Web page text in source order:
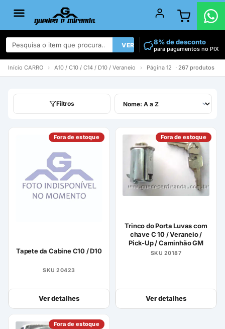
VER TODOS8% de desconto
para pagamentos no PIX
Início CARRO › A10 / C10 / C14 / D10 / Veraneio › Página 12 · 267 produtos
Filtros
Fora de estoque
Tapete da Cabine C10 / D10
SKU 20423
Ver detalhes
Fora de estoque
Trinco do Porta Luvas com
chave C 10 / Veraneio /
Pick-Up / Caminhão GM
SKU 20187
Ver detalhes
Fora de estoque